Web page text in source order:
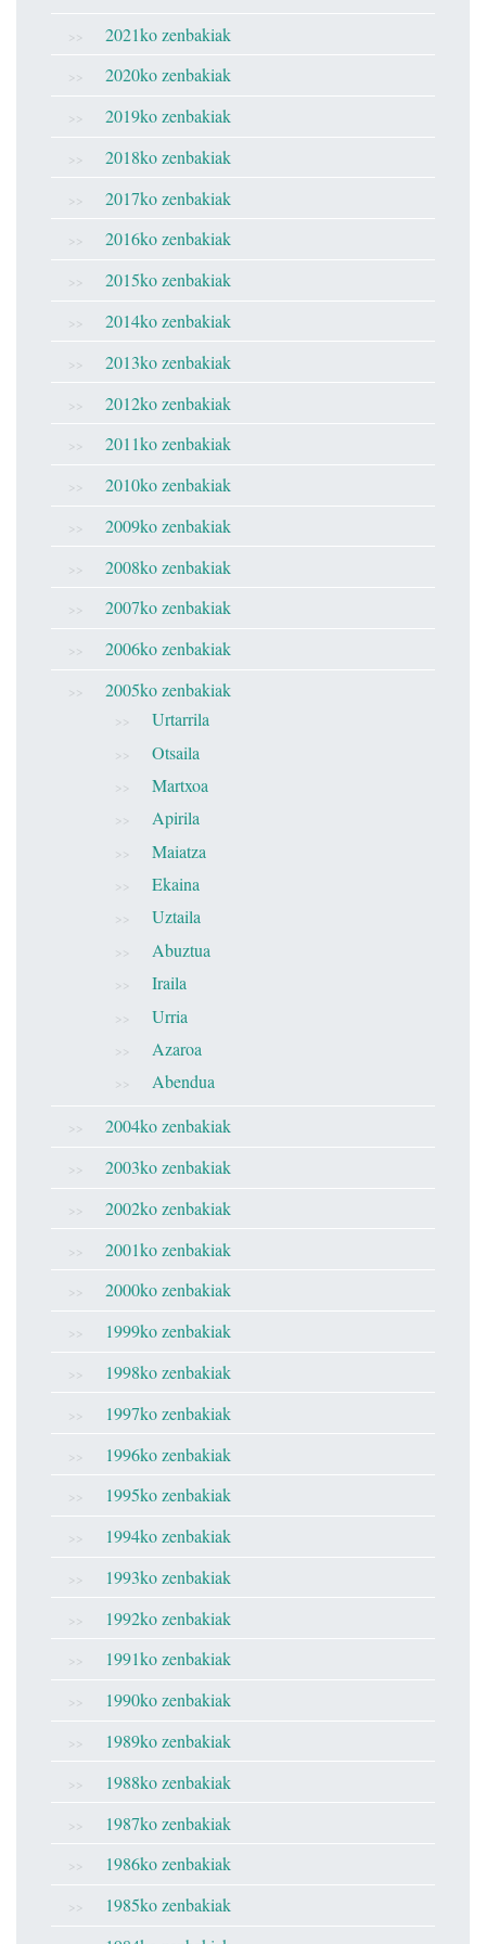
2021ko zenbakiak
2020ko zenbakiak
2019ko zenbakiak
2018ko zenbakiak
2017ko zenbakiak
2016ko zenbakiak
2015ko zenbakiak
2014ko zenbakiak
2013ko zenbakiak
2012ko zenbakiak
2011ko zenbakiak
2010ko zenbakiak
2009ko zenbakiak
2008ko zenbakiak
2007ko zenbakiak
2006ko zenbakiak
2005ko zenbakiak
Urtarrila
Otsaila
Martxoa
Apirila
Maiatza
Ekaina
Uztaila
Abuztua
Iraila
Urria
Azaroa
Abendua
2004ko zenbakiak
2003ko zenbakiak
2002ko zenbakiak
2001ko zenbakiak
2000ko zenbakiak
1999ko zenbakiak
1998ko zenbakiak
1997ko zenbakiak
1996ko zenbakiak
1995ko zenbakiak
1994ko zenbakiak
1993ko zenbakiak
1992ko zenbakiak
1991ko zenbakiak
1990ko zenbakiak
1989ko zenbakiak
1988ko zenbakiak
1987ko zenbakiak
1986ko zenbakiak
1985ko zenbakiak